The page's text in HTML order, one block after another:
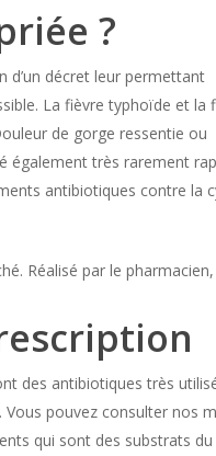
?
d’un décret leur permettant
La fièvre typhoïde et la
de gorge ressentie ou
également très rarement
antibiotiques contre la
Réalisé par le pharmacien,
des antibiotiques très
pouvez consulter nos
qui sont des substrats du